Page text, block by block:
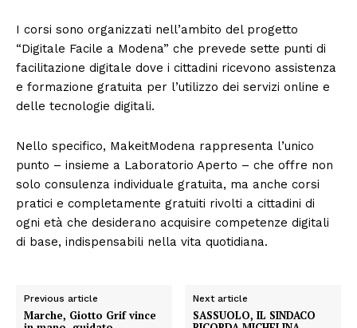
I corsi sono organizzati nell’ambito del progetto
“Digitale Facile a Modena” che prevede sette punti di
facilitazione digitale dove i cittadini ricevono assistenza
e formazione gratuita per l’utilizzo dei servizi online e
delle tecnologie digitali.
Nello specifico, MakeitModena rappresenta l’unico
punto – insieme a Laboratorio Aperto – che offre non
solo consulenza individuale gratuita, ma anche corsi
pratici e completamente gratuiti rivolti a cittadini di
ogni età che desiderano acquisire competenze digitali
di base, indispensabili nella vita quotidiana.
Previous article
Marche, Giotto Grif vince
Next article
SASSUOLO, IL SINDACO